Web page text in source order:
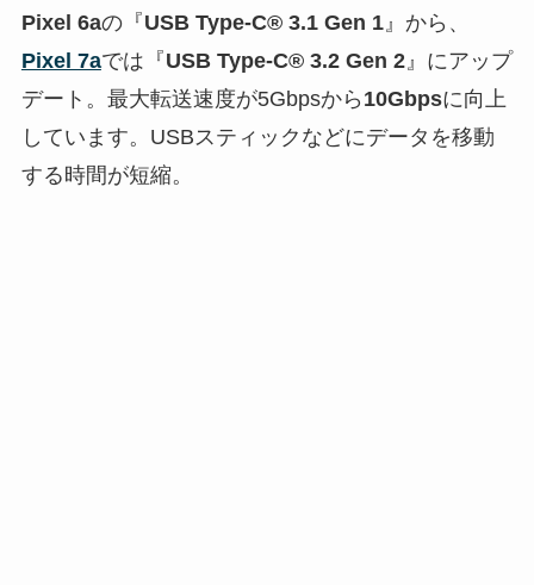
Pixel 6aの『USB Type-C® 3.1 Gen 1』から、
Pixel 7aでは『USB Type-C® 3.2 Gen 2』にアップ
デート。最大転送速度が5Gbpsから 10Gbpsに向上
しています。USBスティックなどにデータを移動
する時間が短縮。